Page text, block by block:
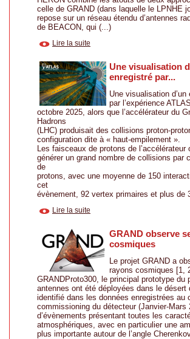
celle de GRAND (dans laquelle le LPNHE
repose sur un réseau étendu d’antennes
de BEACON, qui (...)
Lire la suite
Une visualisation
enregistré par...
Une visualisation
par l’expérience
octobre 2025, alors que l’accélérateur du
Hadrons
(LHC) produisait des collisions proton-
configuration dite à « haut-empilement ».
Les faisceaux de protons de
générer un grand nombre de collisions par
de
protons, avec une moyenne de 150
cet
évènement, 92 vertex primaires et plus de
Lire la suite
GRAND observe
cosmiques
Le projet GRAND a
rayons cosmiques [1,
GRANDProto300, le principal prototype du
antennes ont été déployées dans le désert
identifié dans les données enregistrées au
commissioning du détecteur (Janvier-Mars
d’évènements présentant toutes les
atmosphériques, avec en particulier une
plus importante autour de l’angle